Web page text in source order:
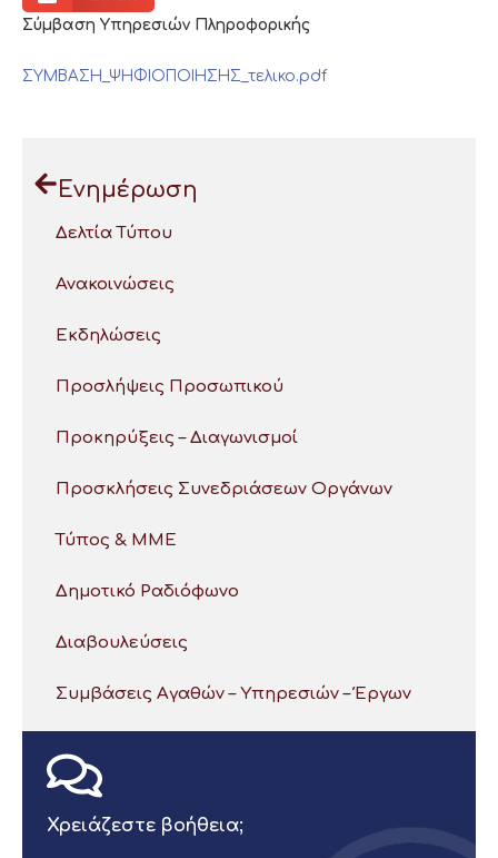
Σύμβαση Υπηρεσιών Πληροφορικής
ΣΥΜΒΑΣΗ_ΨΗΦΙΟΠΟΙΗΣΗΣ_τελικο.pdf
Ενημέρωση
Δελτία Τύπου
Ανακοινώσεις
Εκδηλώσεις
Προσλήψεις Προσωπικού
Προκηρύξεις – Διαγωνισμοί
Προσκλήσεις Συνεδριάσεων Οργάνων
Τύπος & ΜΜΕ
Δημοτικό Ραδιόφωνο
Διαβουλεύσεις
Συμβάσεις Αγαθών – Υπηρεσιών – Έργων
Χρειάζεστε βοήθεια;